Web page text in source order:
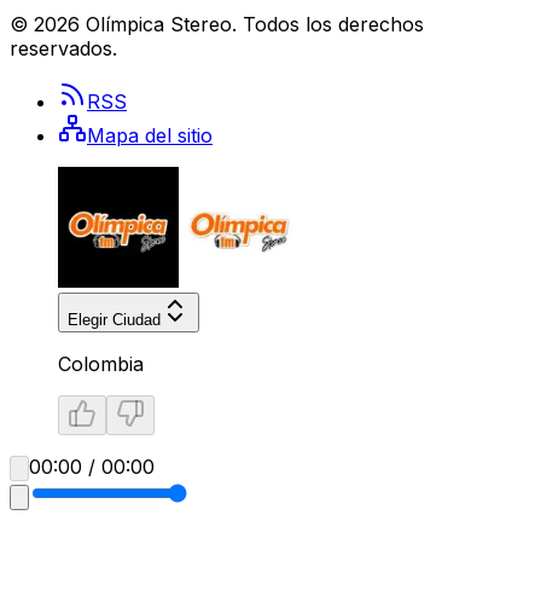
© 2026 Olímpica Stereo. Todos los derechos
reservados.
RSS
Mapa del sitio
Elegir Ciudad
Colombia
00:00 / 00:00